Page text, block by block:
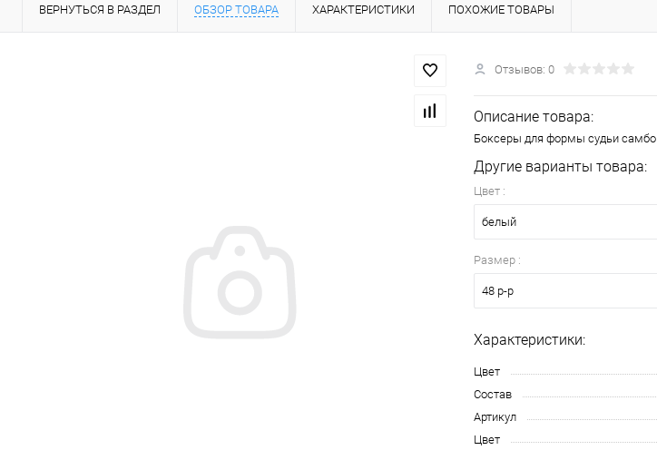
ВЕРНУТЬСЯ В РАЗДЕЛ ОБЗОР ТОВАРА ХАРАКТЕРИСТИКИ ПОХОЖИЕ ТОВАРЫ
Отзывов: 0
Описание товара:
Боксеры для формы судьи самбо
Другие варианты товара:
Цвет :
белый
Размер :
48 р-р
Характеристики:
Цвет
Состав
Артикул
Цвет